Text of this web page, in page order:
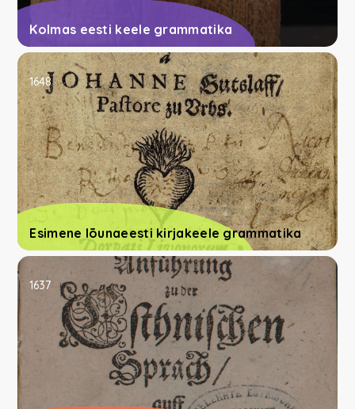
Kolmas eesti keele grammatika
Esimene lõunaeesti kirjakeele grammatika
1648
1637